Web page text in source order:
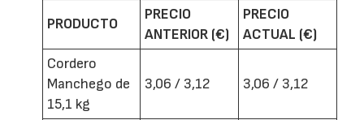
PRODUCTO
PRECIO
ANTERIOR (€)
PRECIO
ACTUAL (€)
Cordero
Manchego de
15,1 kg
3,06 / 3,12 3,06 / 3,12